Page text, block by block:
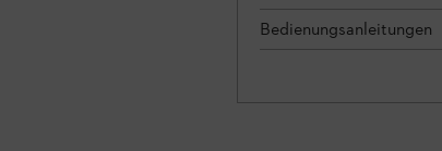
Bedienungsanleitungen